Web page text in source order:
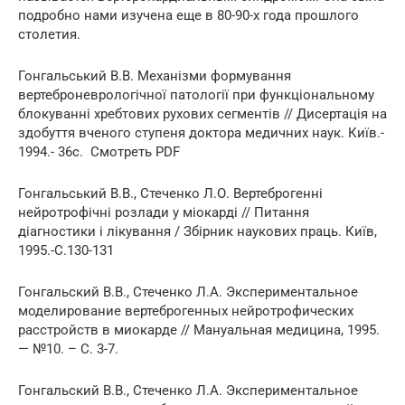
подробно нами изучена еще в 80-90-х года прошлого
столетия.
Гонгальський В.В. Механізми формування
вертеброневрологічної патології при функціональному
блокуванні хребтових рухових сегментів // Дисертація на
здобуття вченого ступеня доктора медичних наук. Київ.-
1994.- 36с. Смотреть PDF
Гонгальський В.В., Стеченко Л.О. Вертеброгенні
нейротрофічні розлади у міокарді // Питання
діагностики і лікування / Збірник наукових праць. Київ,
1995.-С.130-131
Гонгальский В.В., Стеченко Л.А. Экспериментальное
моделирование вертеброгенных нейротрофических
расстройств в миокарде // Мануальная медицина, 1995.
— №10. – С. 3-7.
Гонгальский В.В., Стеченко Л.А. Экспериментальное